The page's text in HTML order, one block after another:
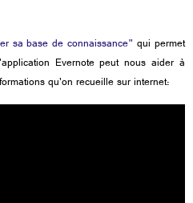
sa base de connaissance" qui permet
Evernote peut nous aider à
qu'on recueille sur internet: